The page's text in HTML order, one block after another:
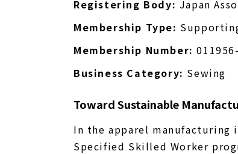
Registering Body: Japan
Membership Type:
Membership Number:
Business Category: Sewing
Toward Sustainable
In the apparel manufacturing
Specified Skilled Worker